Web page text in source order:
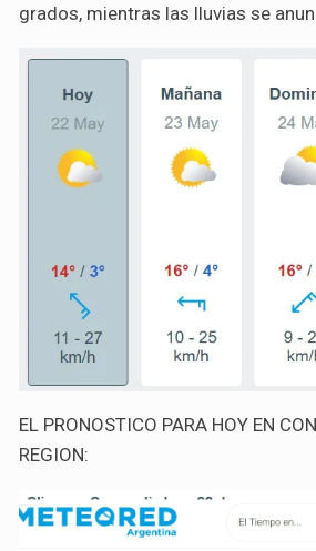
grados, mientras las lluvias se
EL PRONOSTICO PARA HOY EN
REGION: